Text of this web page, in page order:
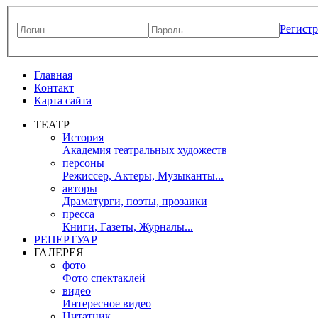
Главная
Контакт
Карта сайта
ТЕАТР
История
Академия театральных художеств
персоны
Режиссер, Актеры, Музыканты...
авторы
Драматурги, поэты, прозаики
пресса
Книги, Газеты, Журналы...
РЕПЕРТУАР
ГАЛЕРЕЯ
фото
Фото спектаклей
видео
Интересное видео